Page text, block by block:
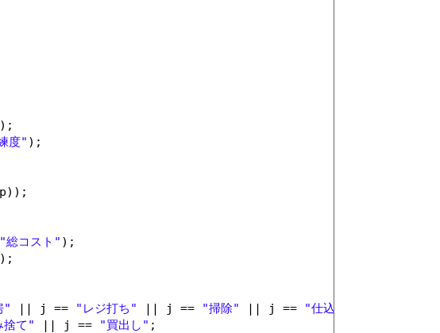
);
度" );
"総コスト" );
" || j == "レジ打ち" || j == "掃除" || j == "仕込み"
捨て" || j == "買出し" ;